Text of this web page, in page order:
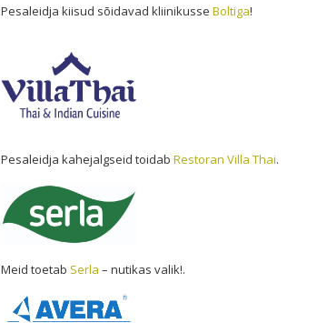
Pesaleidja kiisud sõidavad kliinikusse Boltiga!
Pesaleidja kahejalgseid toidab Restoran Villa Thai.
Meid toetab Serla – nutikas valik!.